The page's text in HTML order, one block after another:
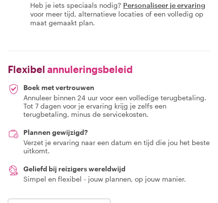
Heb je iets speciaals nodig? Personaliseer je ervaring
voor meer tijd, alternatieve locaties of een volledig op
maat gemaakt plan.
Flexibel annuleringsbeleid
Boek met vertrouwen
Annuleer binnen 24 uur voor een volledige terugbetaling.
Tot 7 dagen voor je ervaring krijg je zelfs een
terugbetaling, minus de servicekosten.
Plannen gewijzigd?
Verzet je ervaring naar een datum en tijd die jou het beste
uitkomt.
Geliefd bij reizigers wereldwijd
Simpel en flexibel - jouw plannen, op jouw manier.